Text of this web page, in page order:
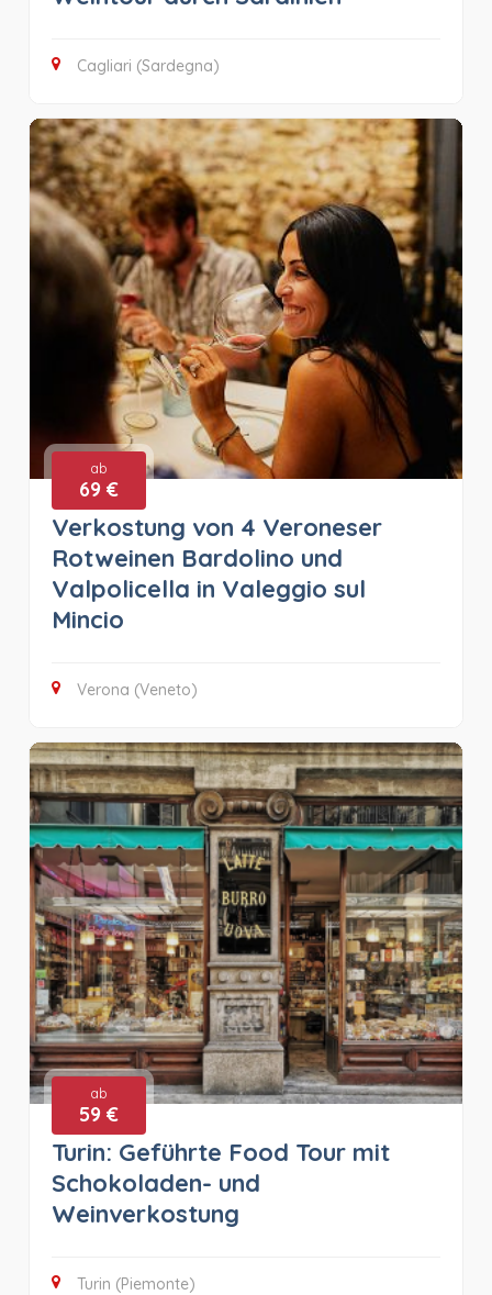
Cagliari (Sardegna)
ab
69 €
Verkostung von 4 Veroneser
Rotweinen Bardolino und
Valpolicella in Valeggio sul
Mincio
Verona (Veneto)
ab
59 €
Turin: Geführte Food Tour mit
Schokoladen- und
Weinverkostung
Turin (Piemonte)